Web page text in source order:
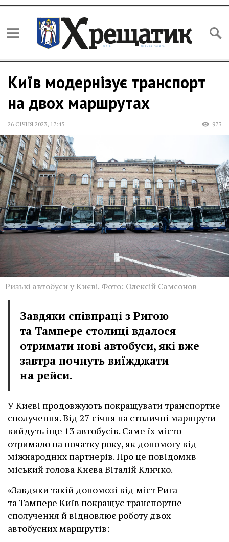
Київ модернізує транспорт
на двох маршрутах
26 СІЧНЯ 2023, 17:45 973
Ризькі автобуси у Києві. Фото: Олексій Самсонов
Завдяки співпраці з Ригою
та Тампере столиці вдалося
отримати нові автобуси, які вже
завтра почнуть виїжджати
на рейси.
У Києві продовжують покращувати транспортне
сполучення. Від 27 січня на столичні маршрути
вийдуть іще 13 автобусів. Саме їх місто
отримало на початку року, як допомогу від
міжнародних партнерів. Про це повідомив
міський голова Києва Віталій Кличко.
«Завдяки такій допомозі від міст Рига
та Тампере Київ покращує транспортне
сполучення й відновлює роботу двох
автобусних маршрутів: